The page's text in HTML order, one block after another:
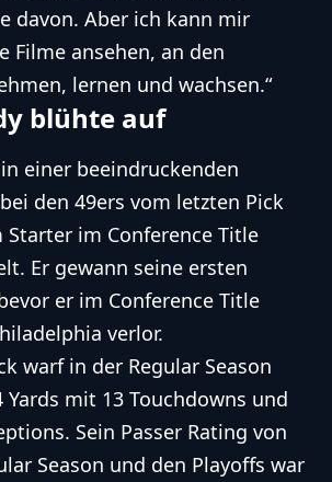
davon. Aber ich kann mir
Filme ansehen, an den
lernen und wachsen.“
blühte auf
einer beeindruckenden
den 49ers vom letzten Pick
Starter im Conference Title
Er gewann seine ersten
er im Conference Title
verlor.
warf in der Regular Season
Yards mit 13 Touchdowns und
Sein Passer Rating von
Season und den Playoffs war